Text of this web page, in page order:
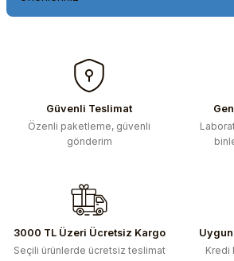
konularda yetersiz gördüğünüz noktaları
kullanarak tarafımıza iletebilirsiniz.
Görüş ve önerileriniz için teşekkür ederiz.
Ürün resmi kalitesiz, bozuk veya
Ürün fiyatı diğer sitelerden daha pahalı.
Bu ürüne benzer farklı alternatifler olmalı.
Güvenli Teslimat
Özenli paketleme, güvenli
gönderim
3000 TL Üzeri Ücretsiz Kargo
Seçili ürünlerde ücretsiz teslimat
Kredi